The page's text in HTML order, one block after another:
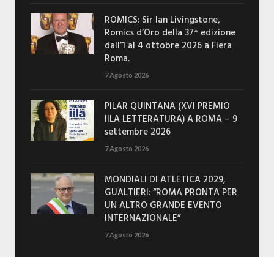
ROMICS: Sir Ian Livingstone,
Romics d’Oro della 37^ edizione
dall’1 al 4 ottobre 2026 a Fiera
Roma.
7 Agosto 2026
PILAR QUINTANA (XVI PREMIO
IILA LETTERATURA) A ROMA – 9
settembre 2026
7 Agosto 2026
MONDIALI DI ATLETICA 2029,
GUALTIERI: “ROMA PRONTA PER
UN ALTRO GRANDE EVENTO
INTERNAZIONALE”
7 Agosto 2026